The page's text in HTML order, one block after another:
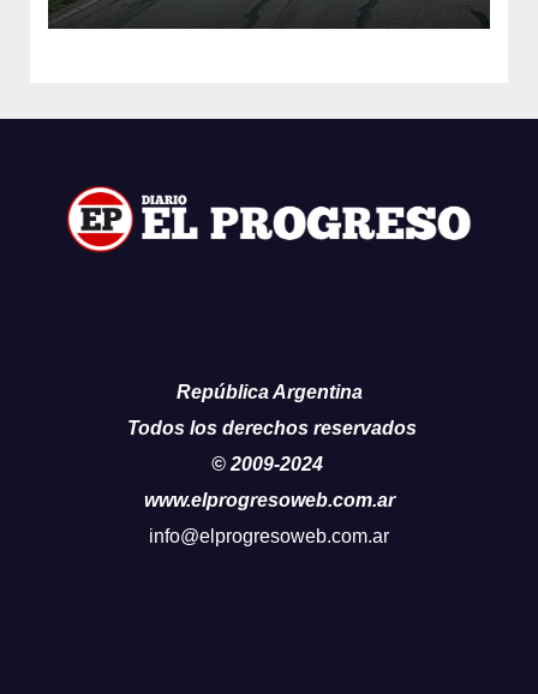
República Argentina
Todos los derechos reservados
© 2009-2024
www.elprogresoweb.com.ar
info@elprogresoweb.com.ar